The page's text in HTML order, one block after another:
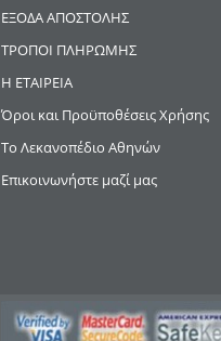
ΕΞΟΔΑ ΑΠΟΣΤΟΛΗΣ
ΤΡΟΠΟΙ ΠΛΗΡΩΜΗΣ
Η ΕΤΑΙΡΕΙΑ
Όροι και Προϋποθέσεις Χρήσης
Το Λεκανοπέδιο Αθηνών
Επικοινωνήστε μαζί μας